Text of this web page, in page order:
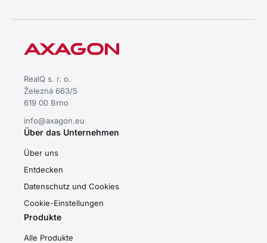
RealQ s. r. o.
Železná 663/5
619 00 Brno
info@axagon.eu
Über das Unternehmen
Über uns
Entdecken
Datenschutz und Cookies
Cookie-Einstellungen
Produkte
Alle Produkte